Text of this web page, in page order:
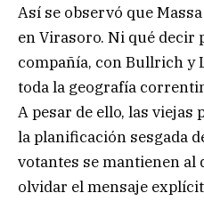
Así se observó que
en Virasoro. Ni qué decir
compañía, con Bullrich y
toda la geografía
A pesar de ello, las
la planificación sesgada
votantes se mantienen al
olvidar el mensaje